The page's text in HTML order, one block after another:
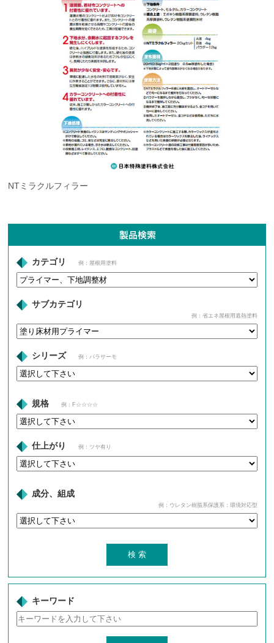
NTミラクルフィラー
カテゴリ 例：屋根用塗料
サブカテゴリ
例：省エネ屋根用遮熱塗料
シリーズ 例：パラサーモ
規格 例：F☆☆☆☆
仕上がり 例：ツヤ有り
成分、組成
例：ウレタン樹脂系保護系：環境対応型
キーワード